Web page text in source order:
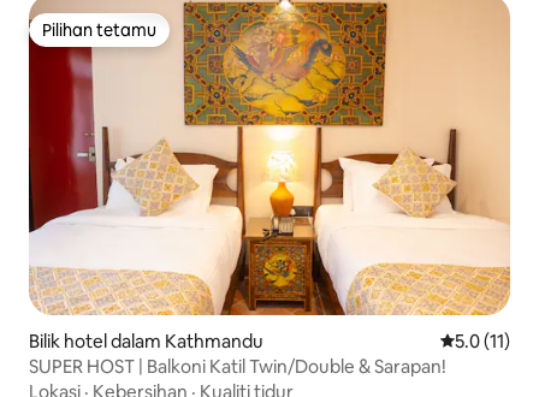
Pilihan tetamu
Pilihan tetamu
Bilik hotel dalam Kathmandu Penarafan
5.0 (11)
SUPER HOST | Balkoni Katil Twin/Double & Sarapan!
Lokasi · Kebersihan · Kualiti tidur